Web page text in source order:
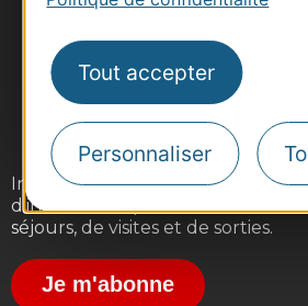
Tout accepter
Personnaliser
Inscrivez-vous gratuitement à
d'information pour recevoir nos
séjours, de visites et de sorties.
Je m'abonne